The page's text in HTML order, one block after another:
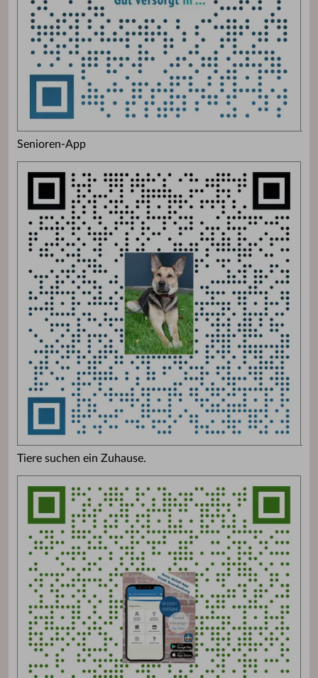
Senioren-App
Tiere suchen ein Zuhause.